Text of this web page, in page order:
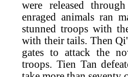
were released
enraged animals ran
stunned troops with
with their tails. Then
gates to attack the
troops. Tien Tan